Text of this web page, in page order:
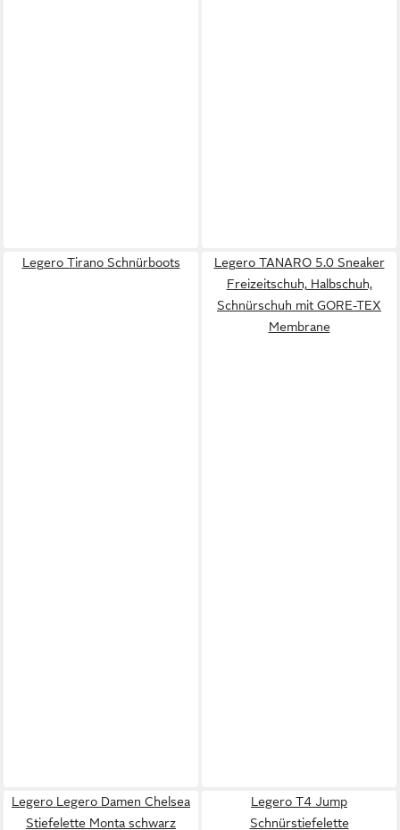
Legero Tirano Schnürboots
Legero TANARO 5.0 Sneaker
Freizeitschuh, Halbschuh,
Schnürschuh mit GORE-TEX
Membrane
Legero Legero Damen Chelsea
Stiefelette Monta schwarz
Legero T4 Jump
Schnürstiefelette